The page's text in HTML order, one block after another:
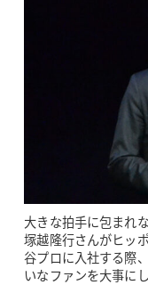
大きな拍手に包まれ
塚越隆行さんがヒッ
谷プロに入社する際
いなファンを大事に